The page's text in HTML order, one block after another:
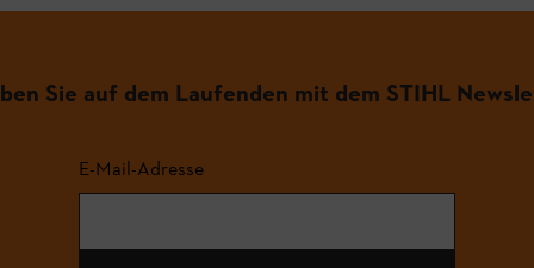
Sie auf dem Laufenden mit dem STIHL
E-Mail-Adresse